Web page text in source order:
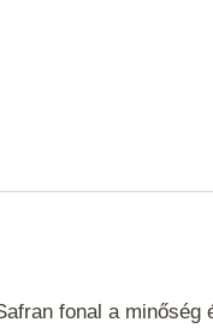
fonal a minőség